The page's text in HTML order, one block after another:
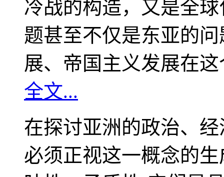
冷战的构造，又是全
题甚至不仅是东亚的
展、帝国主义发展在
全文...
在探讨亚洲的政治、
必须正视这一概念的